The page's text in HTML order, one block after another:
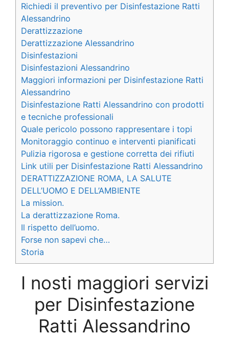
Richiedi il preventivo per Disinfestazione Ratti
Alessandrino
Derattizzazione
Derattizzazione Alessandrino
Disinfestazioni
Disinfestazioni Alessandrino
Maggiori informazioni per Disinfestazione Ratti
Alessandrino
Disinfestazione Ratti Alessandrino con prodotti
e tecniche professionali
Quale pericolo possono rappresentare i topi
Monitoraggio continuo e interventi pianificati
Pulizia rigorosa e gestione corretta dei rifiuti
Link utili per Disinfestazione Ratti Alessandrino
DERATTIZZAZIONE ROMA, LA SALUTE
DELL’UOMO E DELL’AMBIENTE
La mission.
La derattizzazione Roma.
Il rispetto dell’uomo.
Forse non sapevi che…
Storia
I nosti maggiori servizi
per Disinfestazione
Ratti Alessandrino